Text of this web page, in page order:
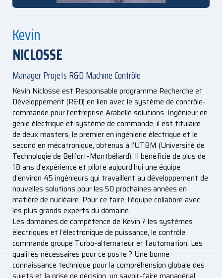
Kevin
NICLOSSE
Manager Projets R&D Machine Contrôle
Kevin Niclosse est Responsable programme Recherche et
Développement (R&D) en lien avec le système de contrôle-
commande pour l’entreprise Arabelle solutions. Ingénieur en
génie électrique et système de commande, il est titulaire
de deux masters, le premier en ingénierie électrique et le
second en mécatronique, obtenus à l’UTBM (Université de
Technologie de Belfort-Montbéliard). Il bénéficie de plus de
18 ans d’expérience et pilote aujourd’hui une équipe
d’environ 45 ingénieurs qui travaillent au développement de
nouvelles solutions pour les 50 prochaines années en
matière de nucléaire. Pour ce faire, l’équipe collabore avec
les plus grands experts du domaine.
Les domaines de compétence de Kevin ? les systèmes
électriques et l’électronique de puissance, le contrôle
commande groupe Turbo-alternateur et l’automation. Les
qualités nécessaires pour ce poste ? Une bonne
connaissance technique pour la compréhension globale des